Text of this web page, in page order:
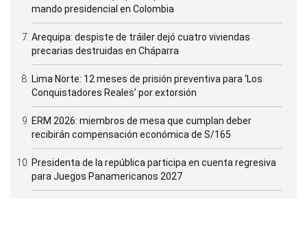
mando presidencial en Colombia
Arequipa: despiste de tráiler dejó cuatro viviendas
precarias destruidas en Cháparra
Lima Norte: 12 meses de prisión preventiva para ‘Los
Conquistadores Reales’ por extorsión
ERM 2026: miembros de mesa que cumplan deber
recibirán compensación económica de S/165
Presidenta de la república participa en cuenta regresiva
para Juegos Panamericanos 2027